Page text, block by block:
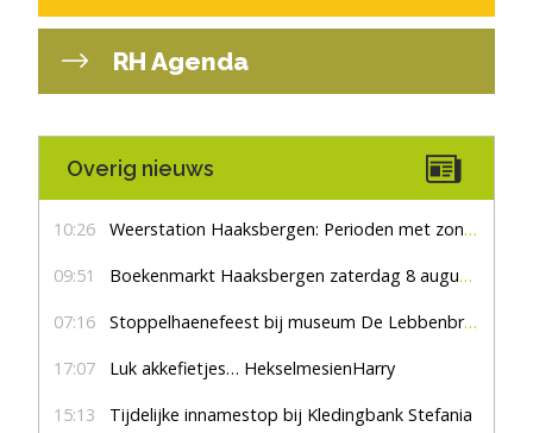
RH Agenda
Overig nieuws
10:26 Weerstation Haaksbergen: Perioden met zon en droog
09:51 Boekenmarkt Haaksbergen zaterdag 8 augustus, marktplein Haaksbergen
07:16 Stoppelhaenefeest bij museum De Lebbenbrugge
17:07 Luk akkefietjes… HekselmesienHarry
15:13 Tijdelijke innamestop bij Kledingbank Stefania